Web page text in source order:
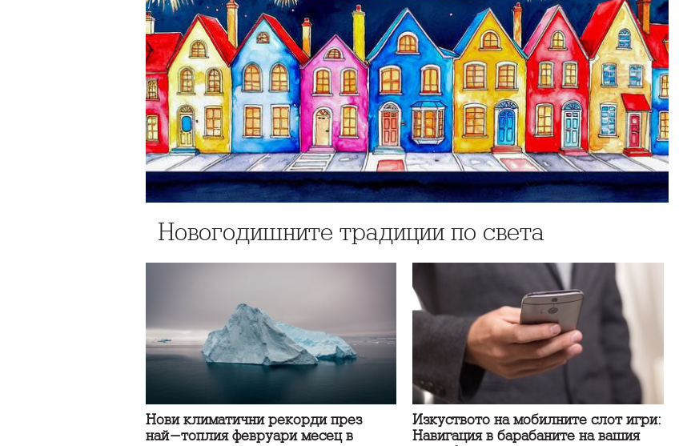
Новогодишните традиции по света
Нови климатични рекорди през
най-топлия февруари месец в
Изкуството на мобилните слот игри:
Навигация в барабаните на вашия